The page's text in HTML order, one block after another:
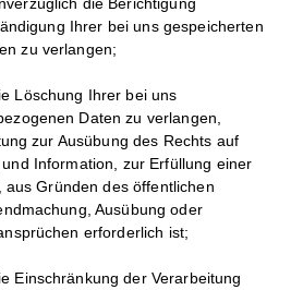
Ihrer bei uns gespeicherten
zu verlangen;
Löschung Ihrer bei uns
Daten zu verlangen,
zur Ausübung des Rechts auf
Information, zur Erfüllung einer
aus Gründen des öffentlichen
Ausübung oder
erforderlich ist;
Einschränkung der Verarbeitung